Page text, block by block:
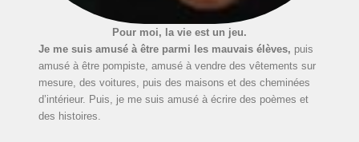
Pour moi, la vie est un jeu.
Je me suis amusé à être parmi les mauvais élèves, puis
amusé à être pompiste, amusé à vendre des vêtements sur
mesure, des voitures, puis des maisons et des cheminées
d’intérieur. Puis, je me suis amusé à écrire des poèmes et
des histoires.